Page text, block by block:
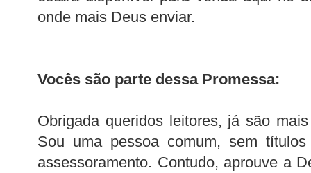
onde mais Deus enviar.
Vocês são parte dessa Promessa:
Obrigada queridos leitores, já são
Sou uma pessoa comum, sem
assessoramento. Contudo, aprouve a